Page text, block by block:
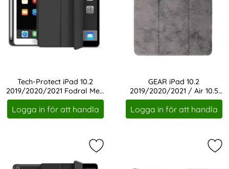
Tech-Protect iPad 10.2
2019/2020/2021 Fodral Med
Pennhållare Svart
Art. nr 208076
Logga in för att handla
GEAR iPad 10.2
2019/2020/2021 / Air 10.5
Fodral Grå
Art. nr 208240
Logga in för att handla
Markera tech-Protect iPad 10.2